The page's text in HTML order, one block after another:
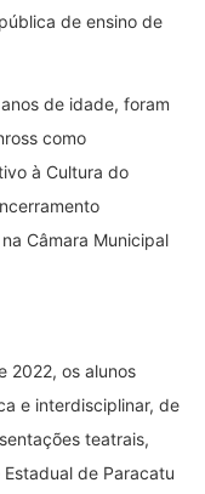
de ensino de
de idade, foram
como
à Cultura do
Câmara Municipal
2022, os alunos
e interdisciplinar, de
teatrais,
de Paracatu